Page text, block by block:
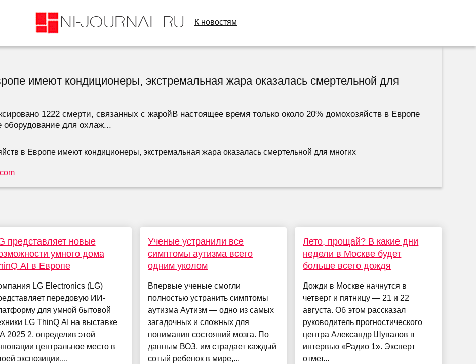
К новостям
имеют кондиционеры, экстремальная жара оказалась смертельной для
1222 смерти, связанных с жаройВ настоящее время только около 20% домохозяйств в Европе
для охлаж...
представляет новые
умного дома
AI в Европе
LG Electronics (LG)
передовую ИИ-
для умной бытовой
LG ThinQ AI на выставке
2025 2, определив этой
центральное место в
экспозиции....
Ученые устранили все
симптомы аутизма всего
одним уколом
Впервые ученые смогли
полностью устранить симптомы
аутизма Аутизм — одно из самых
загадочных и сложных для
понимания состояний мозга. По
данным ВОЗ, им страдает каждый
сотый ребенок в мире,...
Лето, прощай? В какие дни
недели в Москве будет
больше всего дождя
Дожди в Москве начнутся в
четверг и пятницу — 21 и 22
августа. Об этом рассказал
руководитель прогностического
центра Александр Шувалов в
интервью «Радио 1». Эксперт
отмет...